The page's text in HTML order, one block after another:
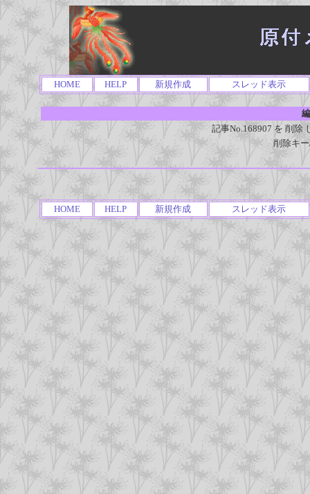
HOME HELP 新規作成 スレッド表示
記事No.168907 を 削除
削除キ
HOME HELP 新規作成 スレッド表示